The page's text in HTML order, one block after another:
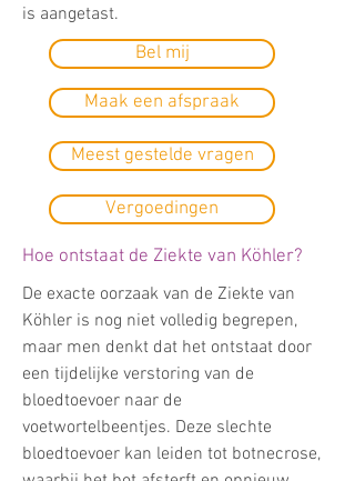
is aangetast.
Bel mij
Maak een afspraak
Meest gestelde vragen
Vergoedingen
Hoe ontstaat de Ziekte van Köhler?
De exacte oorzaak van de Ziekte van
Köhler is nog niet volledig begrepen,
maar men denkt dat het ontstaat door
een tijdelijke verstoring van de
bloedtoevoer naar de
voetwortelbeentjes. Deze slechte
bloedtoevoer kan leiden tot botnecrose,